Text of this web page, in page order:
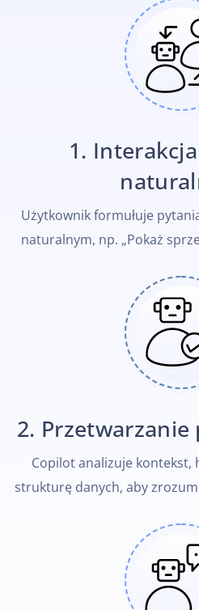
1.
Użytkownik formułuje
naturalnym, np. „Pokaż
2.
Copilot analizuje
strukturę danych, aby